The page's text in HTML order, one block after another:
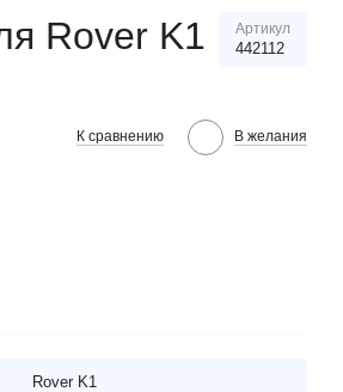
Rover K1 Артикул
442112
К сравнению В желания
Rover K1